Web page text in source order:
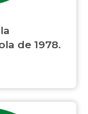
de 1978.